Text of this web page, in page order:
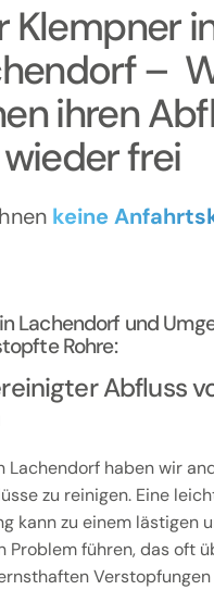
Klempner
–
ihren
wieder frei
keine
Lachendorf und
Rohre:
Abfluss
Lachendorf haben wir
zu reinigen. Eine
kann zu einem lästigen
Problem führen, das oft